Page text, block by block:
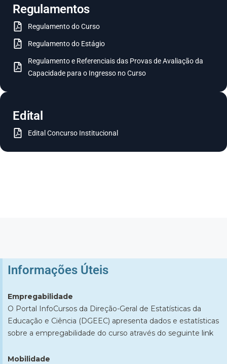
Regulamentos
Regulamento do Curso
Regulamento do Estágio
Regulamento e Referenciais das Provas de Avaliação da
Capacidade para o Ingresso no Curso
Edital
Edital Concurso Institucional
Informações Úteis​
Empregabilidade
O Portal InfoCursos da Direção-Geral de Estatísticas da
Educação e Ciência (DGEEC) apresenta dados e estatísticas
sobre a empregabilidade do curso através do seguinte link
Mobilidade